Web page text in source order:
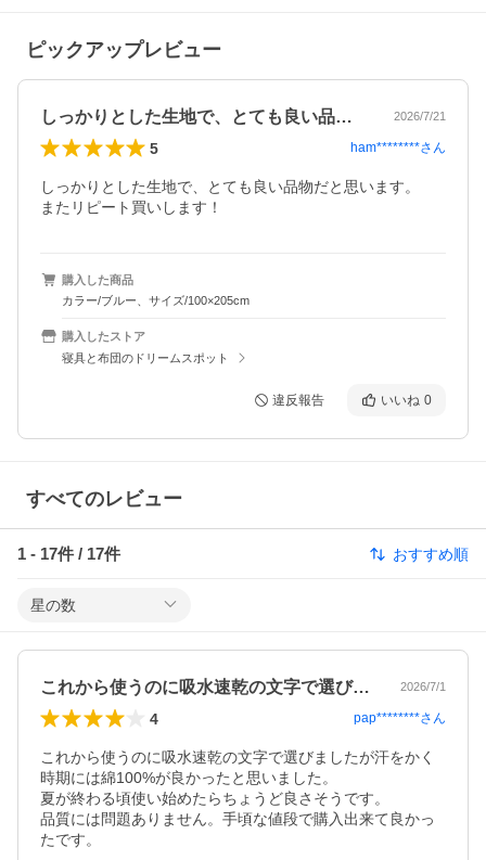
ピックアップレビュー
しっかりとした生地で、とても良い品物だ… 2026/7/21
5 ham********さん
しっかりとした生地で、とても良い品物だと思います。
またリピート買いします！
購入した商品
カラー/ブルー、サイズ/100×205cm
購入したストア
寝具と布団のドリームスポット
違反報告 いいね 0
すべてのレビュー
1 - 17件 / 17件 おすすめ順
星の数
これから使うのに吸水速乾の文字で選びま… 2026/7/1
4 pap********さん
これから使うのに吸水速乾の文字で選びましたが汗をかく
時期には綿100%が良かったと思いました。
夏が終わる頃使い始めたらちょうど良さそうです。
品質には問題ありません。手頃な値段で購入出来て良かっ
たです。